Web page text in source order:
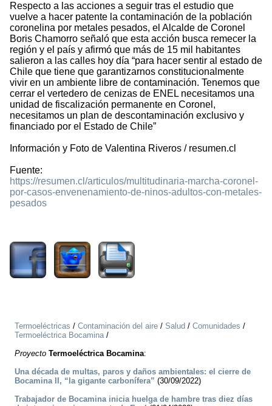
Respecto a las acciones a seguir tras el estudio que
vuelve a hacer patente la contaminación de la población
coronelina por metales pesados, el Alcalde de Coronel
Boris Chamorro señaló que esta acción busca remecer la
región y el país y afirmó que más de 15 mil habitantes
salieron a las calles hoy día “para hacer sentir al estado de
Chile que tiene que garantizarnos constitucionalmente
vivir en un ambiente libre de contaminación. Tenemos que
cerrar el vertedero de cenizas de ENEL necesitamos una
unidad de fiscalización permanente en Coronel,
necesitamos un plan de descontaminación exclusivo y
financiado por el Estado de Chile”
Información y Foto de Valentina Riveros / resumen.cl
Fuente:
https://resumen.cl/articulos/multitudinaria-marcha-coronel-
por-casos-envenenamiento-de-ninos-adultos-con-metales-
pesados
Termoeléctricas / Contaminación del aire / Salud / Comunidades /
Termoeléctrica Bocamina/
Proyecto Termoeléctrica Bocamina:
Una década de multas, paros y daños ambientales: el cierre de
Bocamina II, “la gigante carbonífera” (30/09/2022)
Trabajador de Bocamina inicia huelga de hambre tras diez días